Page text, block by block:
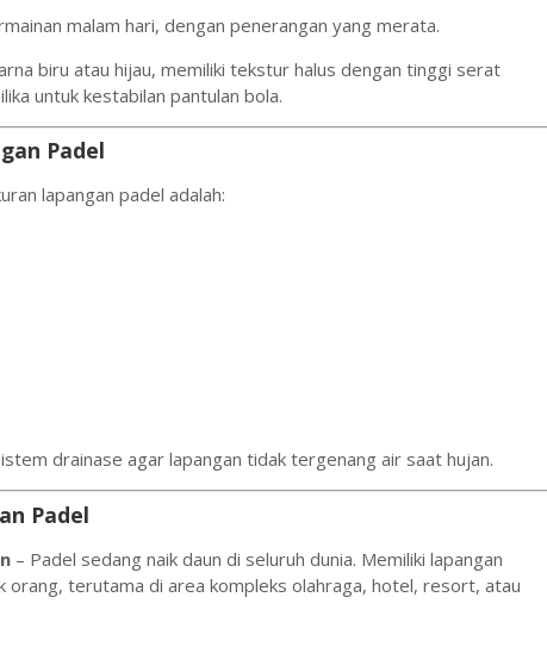
malam hari, dengan penerangan yang merata.
biru atau hijau, memiliki tekstur halus dengan tinggi serat
untuk kestabilan pantulan bola.
Padel
lapangan padel adalah:
drainase agar lapangan tidak tergenang air saat hujan.
Padel
– Padel sedang naik daun di seluruh dunia. Memiliki lapangan
orang, terutama di area kompleks olahraga, hotel, resort, atau